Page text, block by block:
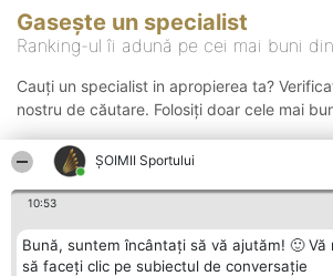
ȘOIMII Sportului
10:53
Bună, suntem încântați să vă ajutăm! 🙂 Vă
să faceți clic pe subiectul de conversație
Gasește un specialist
Ranking-ul îi adună pe cei mai buni
Cauți un specialist in apropierea ta?
nostru de căutare. Folosiți doar cele mai